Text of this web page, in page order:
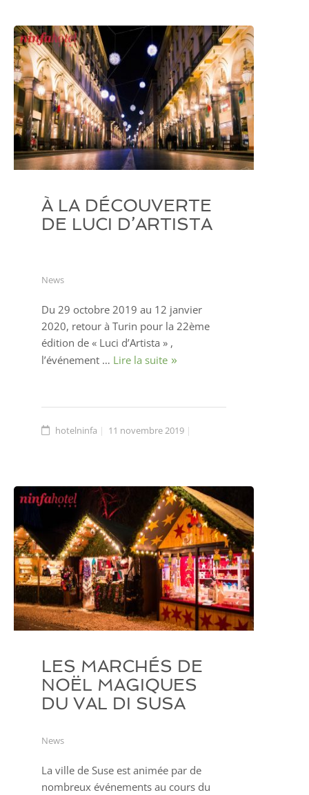
À LA DÉCOUVERTE
DE LUCI D’ARTISTA
News
Du 29 octobre 2019 au 12 janvier
2020, retour à Turin pour la 22ème
édition de « Luci d’Artista » ,
l’événement … Lire la suite
hotelninfa 11 novembre 2019
LES MARCHÉS DE
NOËL MAGIQUES
DU VAL DI SUSA
News
La ville de Suse est animée par de
nombreux événements au cours du